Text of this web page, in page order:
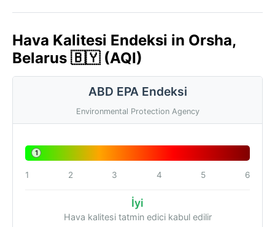
Hava Kalitesi Endeksi in Orsha,
Belarus 🇧🇾 (AQI)
ABD EPA Endeksi
Environmental Protection Agency
1
1 2 3 4 5 6
İyi
Hava kalitesi tatmin edici kabul edilir